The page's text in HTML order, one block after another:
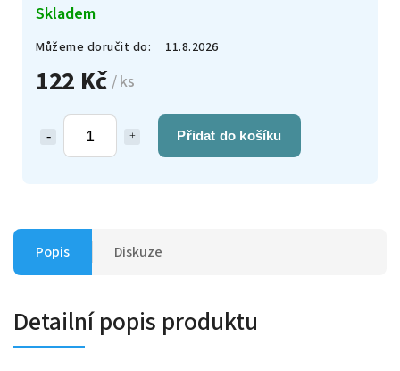
122 Kč / ks
Přidat do košíku
Skladem
Můžeme doručit do: 11.8.2026
Popis Diskuze
Detailní popis produktu